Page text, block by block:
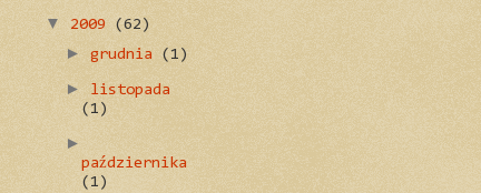
▼ 2009 (62)
► grudnia (1)
►
listopada
(1)
►
października
(1)